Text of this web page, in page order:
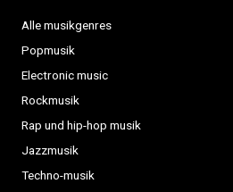
Alle musikgenres
Popmusik
Electronic music
Rockmusik
Rap und hip-hop musik
Jazzmusik
Techno-musik